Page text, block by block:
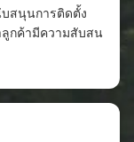
บสนุนการติดตั้ง
ลูกค้ามีความสับสน